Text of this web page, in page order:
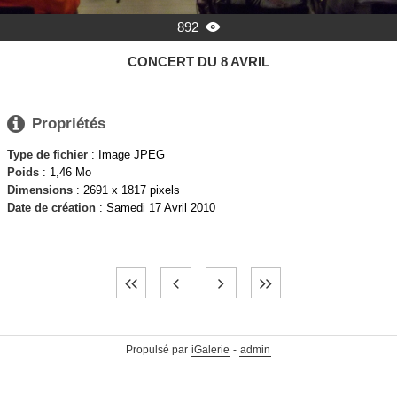
892 
CONCERT DU 8 AVRIL
 Propriétés
Type de fichier : Image JPEG
Poids : 1,46 Mo
Dimensions : 2691 x 1817 pixels
Date de création : Samedi 17 Avril 2010
Propulsé par iGalerie - admin